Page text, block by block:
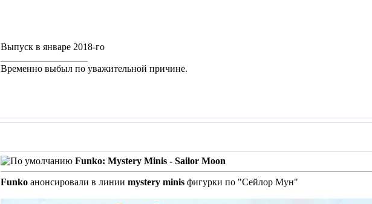
Выпуск в январе 2018-го
Временно выбыл по уважительной причине.
Funko: Mystery Minis - Sailor Moon
Funko анонсировали в линии mystery minis фигурки по "Сейлор Мун"